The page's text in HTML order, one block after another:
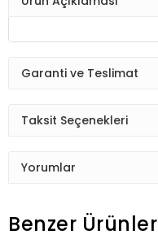
Garanti ve Teslimat
Taksit Seçenekleri
Yorumlar
Benzer Ürünler